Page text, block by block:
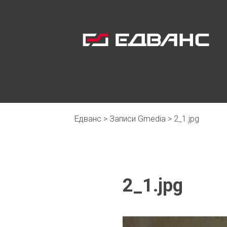
Едванс > Записи Gmedia > 2_1.jpg
2_1.jpg